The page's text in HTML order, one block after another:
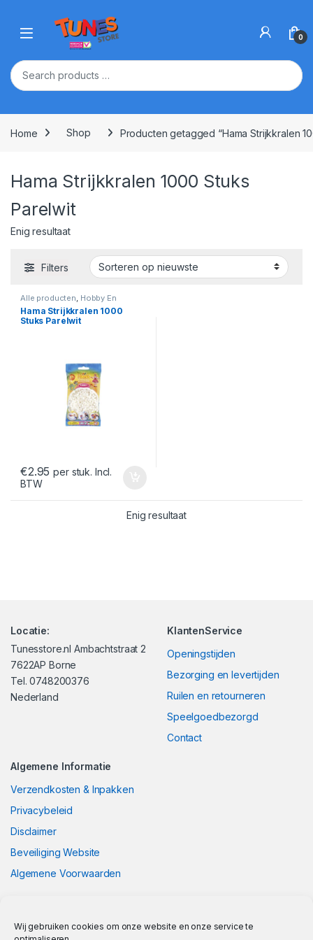
Wij gebruiken cookies om onze website en onze service te
Open 0
Home Shop Producten getagged “Hama Strijkkralen
Hama Strijkkralen 1000 Stuks
Parelwit
Enig resultaat
Filters
Alle producten, Hobby En
Creatief,Strijkkralen
Hama Strijkkralen 1000
Stuks Parelwit
€2.95 per stuk. Incl.
BTW
Enig resultaat
Locatie:
Tunesstore.nl Ambachtstraat 2
7622AP Borne
Tel. 0748200376
Nederland
KlantenService
Openingstijden
Bezorging en levertijden
Ruilen en retourneren
Speelgoedbezorgd
Contact
Algemene Informatie
Verzendkosten & Inpakken
Privacybeleid
Disclaimer
Beveiliging Website
Algemene Voorwaarden